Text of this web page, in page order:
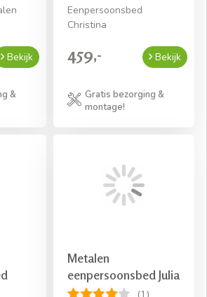
Bekijk
&
Eenpersoonsbed
Christina
459,- Bekijk
Gratis bezorging &
montage!
Metalen
eenpersoonsbed Julia